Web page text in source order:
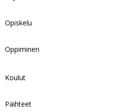
Opiskelu
Oppiminen
Koulut
Päihteet